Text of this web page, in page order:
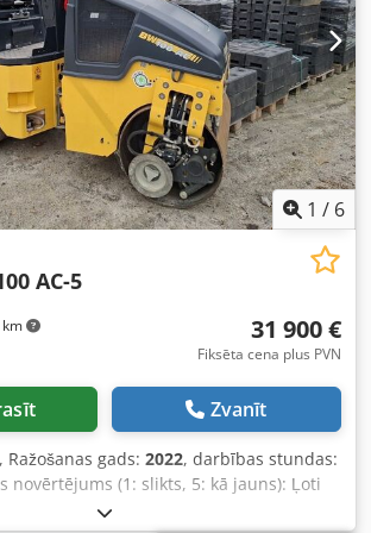
1 / 6
AC-5
31 900 €
Fiksēta cena plus PVN
Zvanīt
, Ražošanas gads: 2022, darbības stundas:
novērtējums (1: slikts, 5: kā jauns): Ļoti
Alyjk ---- Jauna UVV sertifikācija –